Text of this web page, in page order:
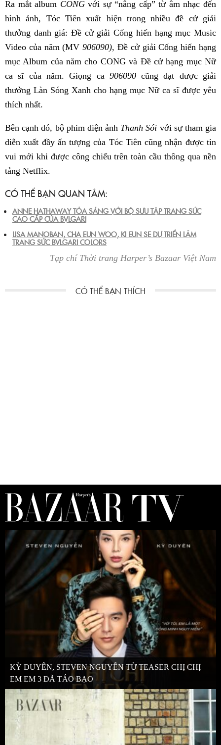
Ra mắt album CONGvới sự “nâng cấp” từ âm nhạc đến
hình ảnh, Tóc Tiên xuất hiện trong nhiều đề cử giải
thưởng danh giá: Đề cử giải Cống hiến hạng mục Music
Video của năm (MV906090), Đề cử giải Cống hiến hạng
mục Album của năm cho CONG và Đề cử hạng mục Nữ
ca sĩ của năm. Giọng ca 906090cũng đạt được giải
thưởng Làn Sóng Xanh cho hạng mục Nữ ca sĩ được yêu
thích nhất.
Bên cạnh đó, bộ phim điện ảnh Thanh Sói với sự tham gia
diễn xuất đầy ấn tượng của Tóc Tiên cũng nhận được tin
vui mới khi được công chiếu trên toàn cầu thông qua nền
tảng Netflix.
CÓ THỂ BẠN QUAN TÂM:
ANNE HATHAWAY TỎA SÁNG VỚI BỘ SƯU TẬP TRANG SỨC
CAO CẤP CỦA BVLGARI
LISA MANOBAN, CHA EUN WOO, KI EUN SE DỰ TRIỂN LÃM
TRANG SỨC BVLGARI COLORS
Tạp chí Thời trang Harper’s Bazaar Việt Nam
KỲ DUYÊN, STEVEN NGUYỄN TỪ TEASER CHỊ CHỊ
EM EM 3 ĐÃ TÁO BẠO